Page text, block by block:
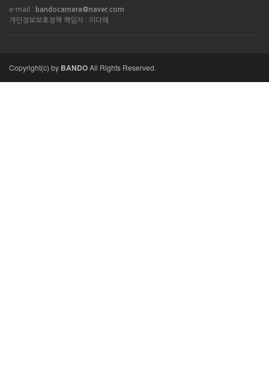
e-mail : bandocamera@naver.com
개인정보보호정책 책임자 : 이다혜
Copyright(c) by BANDOAll Rights Reserved.